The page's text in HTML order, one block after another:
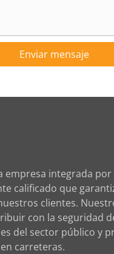
Enviar mensaje
empresa integrada
calificado que
clientes.
con la seguridad
del sector público y
carreteras.